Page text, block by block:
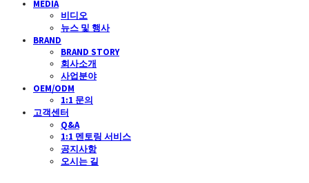
MEDIA
비디오
뉴스 및 행사
BRAND
BRAND STORY
회사소개
사업분야
OEM/ODM
1:1 문의
고객센터
Q&A
1:1 멘토링 서비스
공지사항
오시는 길